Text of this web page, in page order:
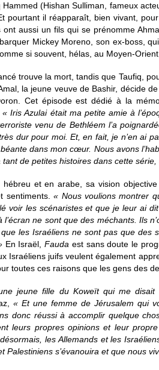
Hammed (Hishan Sulliman, fameux
pourtant il réapparaît, bien vivant,
ont aussi un fils qui se prénomme
Mickey Moreno, son ex-boss,
si souvent, hélas, au Moyen-
trouve la mort, tandis que Taufiq,
la jeune veuve de Bashir, décide
Cet épisode est dédié à la
« Iris Azulai était ma petite amie à
venu de Bethléem l’a
dur pour moi. Et, en fait, je n’en ai
dans mon cœur. Nous avons
tant de petites histoires dans cette
hébreu et en arabe, sa vision
sentiments.« Nous voulions montrer
voir les scénaristes et que je leur ai
ne sont que des méchants. Ils
les Israéliens ne sont pas que des
En Israël,Fauda est sans doute le
Israéliens juifs veulent également
toutes ces raisons que les gens des
jeune fille du Koweït qui me
« Et une femme de Jérusalem qui
donc réussi à accomplir quelque
leurs propres opinions et leur
les Allemands et les
Palestiniens s’évanouira et que nous